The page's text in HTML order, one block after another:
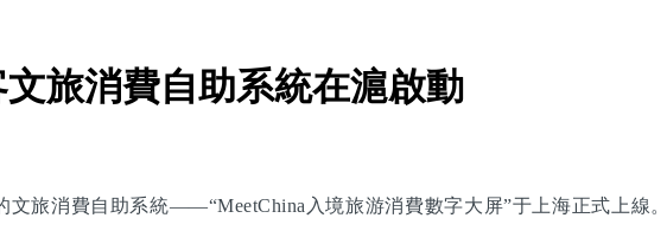
旅消費自助系統在滬啟動
文旅消費自助系統——“MeetChina入境旅游消費數字大屏”于上海正式上線